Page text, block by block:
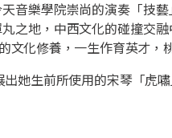
音樂學院崇尚的演奏「技
之地，中西文化的碰撞交
化修養，一生作育英才，
她生前所使用的宋琴「虎